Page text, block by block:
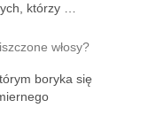
którzy …
włosy?
boryka się